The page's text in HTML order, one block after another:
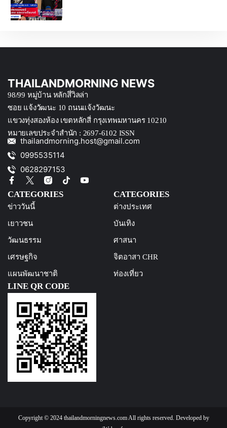
THAILANDMORNING NEWS
98/99 หมู่บ้าน หลักสึ่วิลล่า
ซอย แจ้งวัฒนะ 10 ถนนแจ้งวัฒนะ
แขวงทุ่งสองห้อง เขตหลักสี่ กรุงเทพมหานคร 10210
หมายเลขประจำสำนัก : 2697-6102 ISSN
thailandmorning.host@gmail.com
0995535114
0628297153
CATEGORIES
ข่าววันนี้
เยาวชน
วัฒนธรรม
เศรษฐกิจ
แผนพัฒนาชาติ
CATEGORIES
ต่างประเทศ
บันเทิง
ศาสนา
จิตอาสา CHR
ท่องเที่ยว
LINE QR CODE
Copyright © 2024 thailandmorningnews.com All rights reserved. Developed by